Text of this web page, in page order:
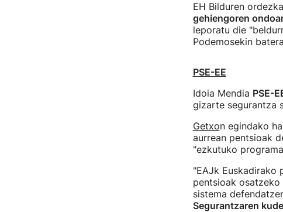
EH Bilduren
gehiengoren
leporatu die
Podemosekin
PSE-EE
Idoia Mendia PSE-
gizarte segurantza
Getxon egindako
aurrean pentsioak
"ezkutuko
"EAJk Euskadirako
pentsioak
sistema
Segurantzaren